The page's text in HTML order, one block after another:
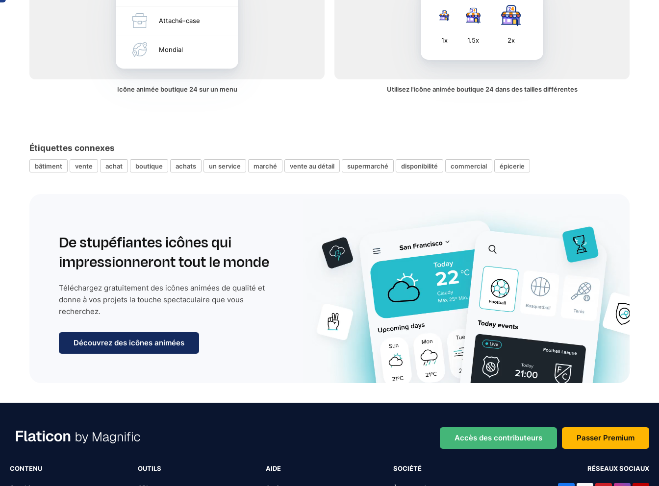
Attaché-case
Mondial
Icône animée boutique 24 sur un menu
1x 1.5x 2x
Utilisez l'icône animée boutique 24 dans des tailles différentes
Étiquettes connexes
bâtiment vente achat boutique achats un service marché vente au détail supermarché disponibilité commercial épicerie
De stupéfiantes icônes qui
impressionneront tout le monde
Téléchargez gratuitement des icônes animées de qualité et
donne à vos projets la touche spectaculaire que vous
recherchez.
Découvrez des icônes animées
Accès des contributeurs Passer Premium
CONTENU OUTILS AIDE SOCIÉTÉ RÉSEAUX SOCIAUX